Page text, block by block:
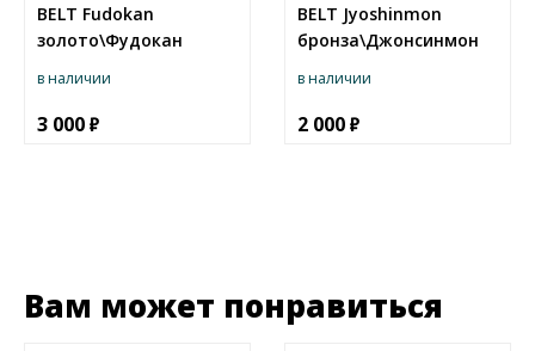
BELT Fudokan
золото\Фудокан
в наличии
3 000
BELT Jyoshinmon
бронза\Джонсинмон
в наличии
2 000
Вам может понравиться